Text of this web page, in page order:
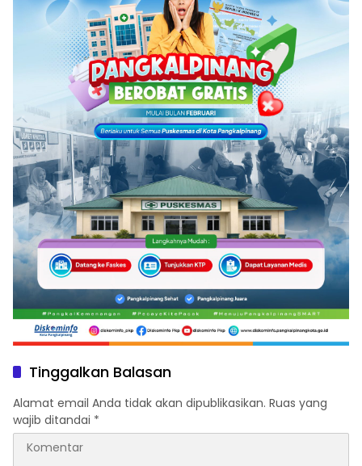
Tinggalkan Balasan
Alamat email Anda tidak akan dipublikasikan. Ruas yang
wajib ditandai *